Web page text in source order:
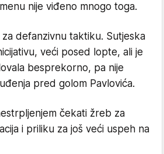
nije viđeno mnogo toga.
defanzivnu taktiku. Sutjeska
veći posed lopte, ali je
besprekorno, pa nije
pred golom Pavlovića.
čekati žreb za
i priliku za još veći uspeh na